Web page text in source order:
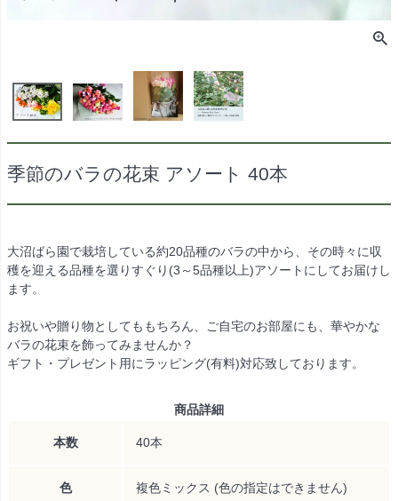
季節のバラの花束 アソート 40本
大沼ばら園で栽培している約20品種のバラの中から、その時々に収
穫を迎える品種を選りすぐり(3～5品種以上)アソートにしてお届けし
ます。
お祝いや贈り物としてももちろん、ご自宅のお部屋にも、華やかな
バラの花束を飾ってみませんか？
ギフト・プレゼント用にラッピング(有料)対応致しております。
商品詳細
本数 40本
色 複色ミックス (色の指定はできません)